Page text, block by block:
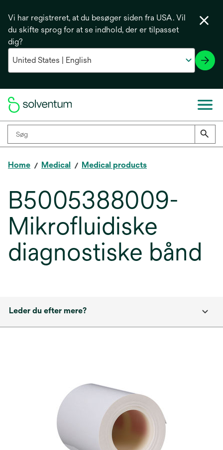
Vi har registreret, at du besøger siden fra USA. Vil
du skifte sprog for at se indhold, der er tilpasset
dig?
Home Medical Medical products
B5005388009-
Mikrofluidiske
diagnostiske bånd
Leder du efter mere?